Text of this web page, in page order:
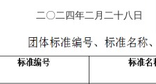
二〇二四年二月二十八日